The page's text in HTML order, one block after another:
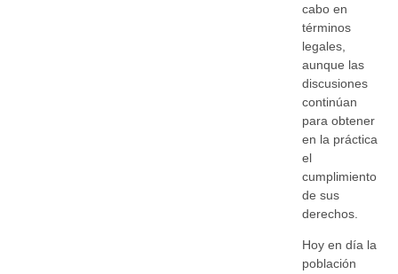
cabo en
términos
legales,
aunque las
discusiones
continúan
para obtener
en la práctica
el
cumplimiento
de sus
derechos.
Hoy en día la
población